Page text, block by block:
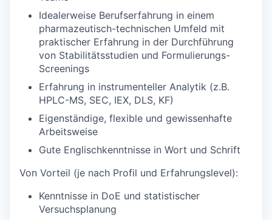
Idealerweise Berufserfahrung in einem
pharmazeutisch-technischen Umfeld mit
praktischer Erfahrung in der Durchführung
von Stabilitätsstudien und Formulierungs-
Screenings
Erfahrung in instrumenteller Analytik (z.B.
HPLC-MS, SEC, IEX, DLS, KF)
Eigenständige, flexible und gewissenhafte
Arbeitsweise
Gute Englischkenntnisse in Wort und Schrift
Von Vorteil (je nach Profil und Erfahrungslevel):
Kenntnisse in DoE und statistischer
Versuchsplanung